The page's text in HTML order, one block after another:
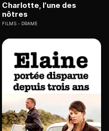
Charlotte, l'une des
nôtres
FILMS DRAME